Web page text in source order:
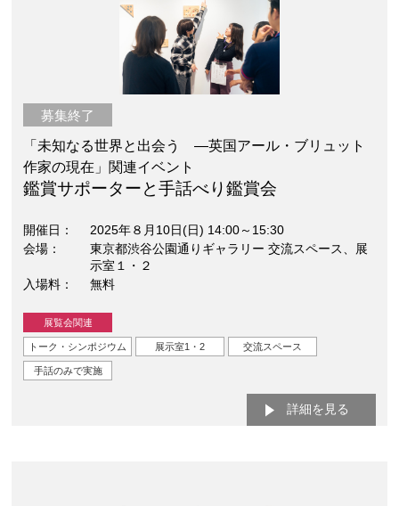
募集終了
「未知なる世界と出会う —英国アール・ブリュット
作家の現在」関連イベント
鑑賞サポーターと手話べり鑑賞会
開催日
2025年８月10日(日) 14:00～15:30
会場
東京都渋谷公園通りギャラリー 交流スペース、展
示室１・２
入場料
無料
展覧会関連
トーク・シンポジウム 展示室1・2 交流スペース
手話のみで実施
詳細を見る